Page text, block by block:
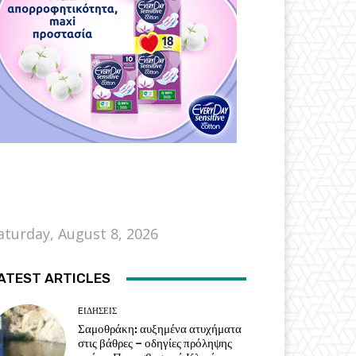
August 8, 2026
ARTICLES
EΙΔΗΣΕΙΣ
Σαμοθράκη: αυξημένα ατυχήματα
στις βάθρες – οδηγίες πρόληψης